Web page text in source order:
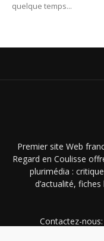
quelque temps...
Premier site Web
Regard en Coulisse
plurimédia :
d’actualité,
Contactez-nous: